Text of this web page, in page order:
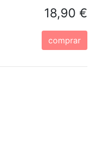
18,90 €
comprar